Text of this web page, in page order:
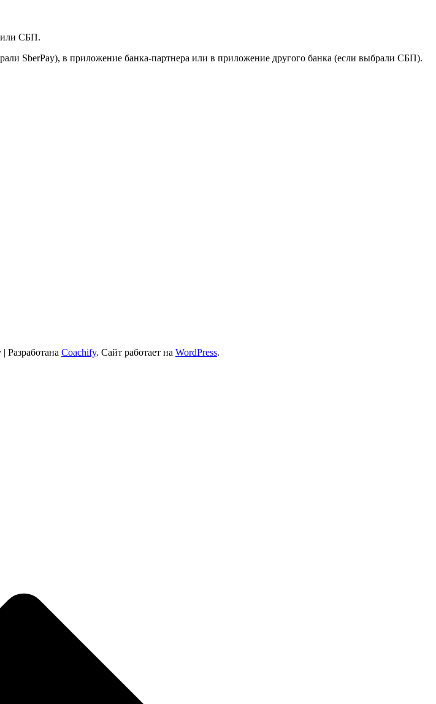
или СБП.
SberPay), в приложение банка-партнера или в приложение другого банка (если выбрали СБП).
Разработана Coachify. Сайт работает на WordPress.